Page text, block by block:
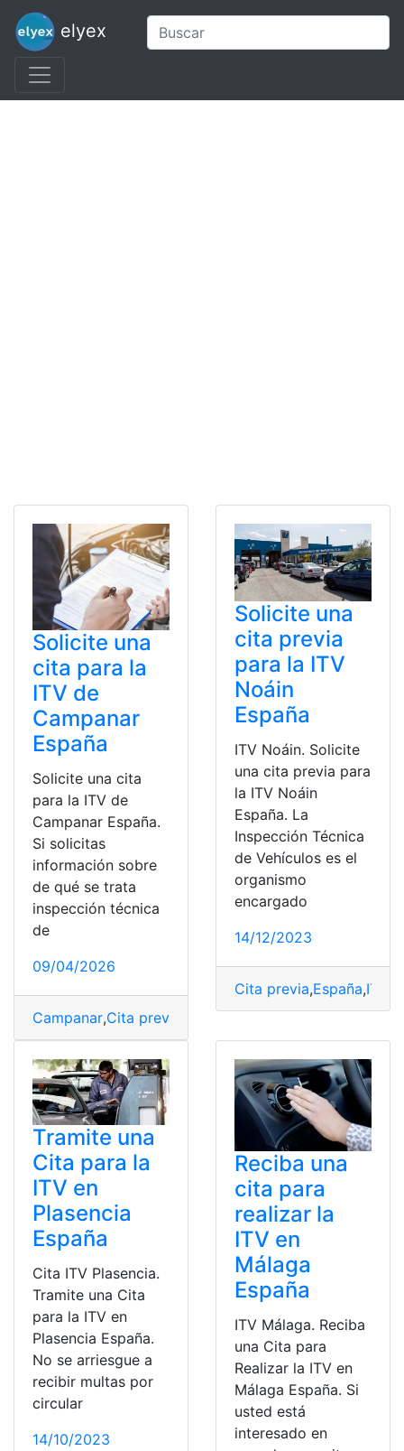
elyex
Solicite una
cita para la
ITV de
Campanar
España
Solicite una cita
para la ITV de
Campanar España.
Si solicitas
información sobre
de qué se trata
inspección técnica
de
09/04/2026
Campanar,Cita previa
Solicite una
cita previa
para la ITV
Noáin
España
ITV Noáin. Solicite
una cita previa para
la ITV Noáin
España. La
Inspección Técnica
de Vehículos es el
organismo
encargado
14/12/2023
Cita previa,España,ITV
Tramite una
Cita para la
ITV en
Plasencia
España
Cita ITV Plasencia.
Tramite una Cita
para la ITV en
Plasencia España.
No se arriesgue a
recibir multas por
circular
14/10/2023
Reciba una
cita para
realizar la
ITV en
Málaga
España
ITV Málaga. Reciba
una Cita para
Realizar la ITV en
Málaga España. Si
usted está
interesado en